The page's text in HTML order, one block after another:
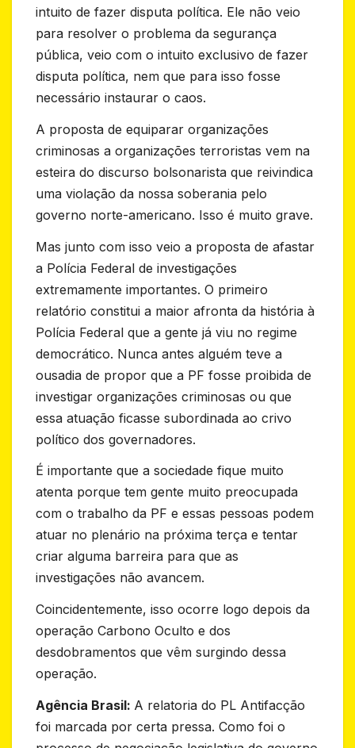
intuito de fazer disputa política. Ele não veio
para resolver o problema da segurança
pública, veio com o intuito exclusivo de fazer
disputa política, nem que para isso fosse
necessário instaurar o caos.
A proposta de equiparar organizações
criminosas a organizações terroristas vem na
esteira do discurso bolsonarista que reivindica
uma violação da nossa soberania pelo
governo norte-americano. Isso é muito grave.
Mas junto com isso veio a proposta de afastar
a Polícia Federal de investigações
extremamente importantes. O primeiro
relatório constitui a maior afronta da história à
Polícia Federal que a gente já viu no regime
democrático. Nunca antes alguém teve a
ousadia de propor que a PF fosse proibida de
investigar organizações criminosas ou que
essa atuação ficasse subordinada ao crivo
político dos governadores.
É importante que a sociedade fique muito
atenta porque tem gente muito preocupada
com o trabalho da PF e essas pessoas podem
atuar no plenário na próxima terça e tentar
criar alguma barreira para que as
investigações não avancem.
Coincidentemente, isso ocorre logo depois da
operação Carbono Oculto e dos
desdobramentos que vêm surgindo dessa
operação.
Agência Brasil: A relatoria do PL Antifacção
foi marcada por certa pressa. Como foi o